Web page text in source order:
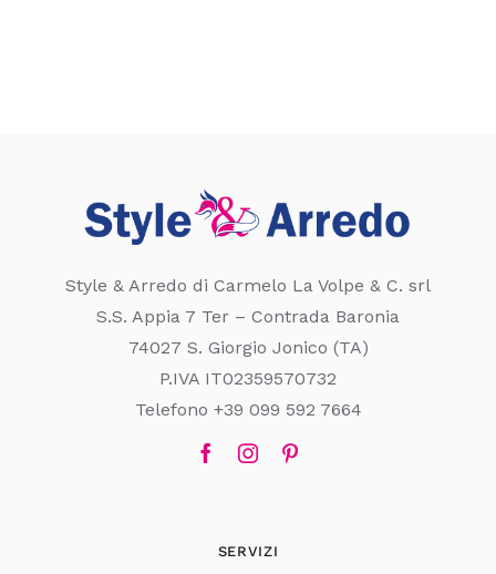
Style & Arredo di Carmelo La Volpe & C. srl
S.S. Appia 7 Ter – Contrada Baronia
74027 S. Giorgio Jonico (TA)
P.IVA IT02359570732
Telefono +39 099 592 7664
SERVIZI